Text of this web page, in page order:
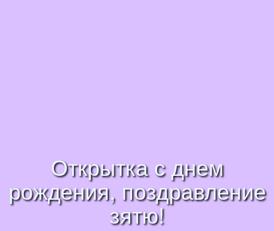
Открытка с днем
рождения, поздравление
зятю!